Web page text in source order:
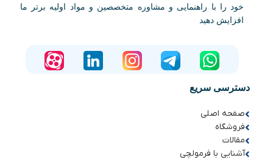
خود را با راهنمایی و مشاوره متخصصین و مواد اولیه برتر ما
افزایش دهید
دسترسی سریع
صفحه اصلی
فروشگاه
مقالات
آشنایی با فرمولچی